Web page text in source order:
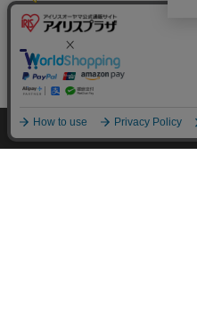
HOME 探す ロ